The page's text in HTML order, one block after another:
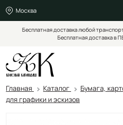
Москва
Бесплатная доставка любой
Бесплатная доставка в
Главная Каталог Бумага,
для графики и эскизов